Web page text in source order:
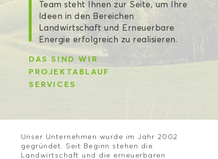
Team steht Ihnen zur Seite, um Ihre
Ideen in den Bereichen
Landwirtschaft und Erneuerbare
Energie erfolgreich zu realisieren.
DAS SIND WIR
PROJEKTABLAUF
SERVICES
Unser Unternehmen wurde im Jahr 2002
gegründet. Seit Beginn stehen die
Landwirtschaft und die erneuerbaren